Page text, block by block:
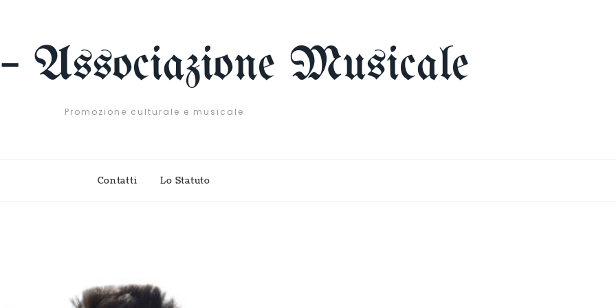
Associazione Musicale
Promozione culturale e musicale
Contatti Lo Statuto